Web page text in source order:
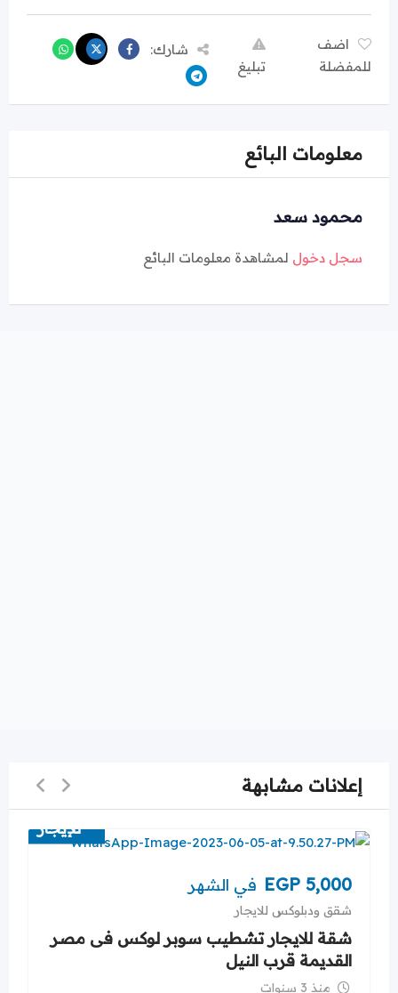
اضف
للمفضلة
تبليغ
شارك:
معلومات البائع
محمود سعد
سجل دخول لمشاهدة معلومات البائع
إعلانات مشابهة
للإيجار
EGP 5,000 في الشهر
شقق ودبلوكس للايجار
شقة للايجار تشطيب سوبر لوكس فى مصر
القديمة قرب النيل
منذ 3 سنوات